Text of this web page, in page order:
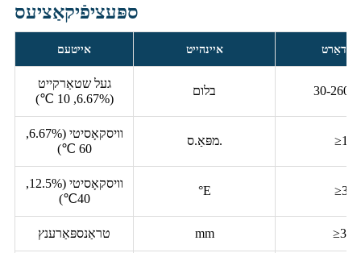
ספּעציפֿיקאַציעס
אייטעם איינהייט
געל שטאַרקייט
(6.67%, 10 ℃)
בלום
וויסקאָסיטי (6.67%,
60 ℃)
מפּאַ.ס. ≥1.5
וויסקאָסיטי (12.5%,
40℃)
°E ≥3.0
טראַנספּאַרענץ mm ≥300